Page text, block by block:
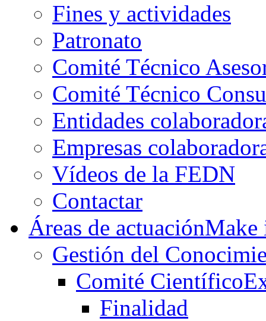
Fines y actividades
Patronato
Comité Técnico
Comité Técnico
Entidades
Empresas
Vídeos de la FEDN
Contactar
Áreas de actuación
Gestión del
Comité Científico
Finalidad